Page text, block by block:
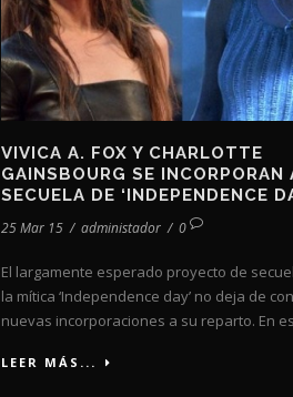
VIVICA A. FOX Y CHARLOTTE
GAINSBOURG SE INCORPORAN
SECUELA DE ‘INDEPENDENCE
25 Mar 15 / administador / 0
El largamente esperado proyecto de
la mítica ‘Independence day’ no deja de
nuevas incorporaciones a su reparto. En
LEER MÁS...